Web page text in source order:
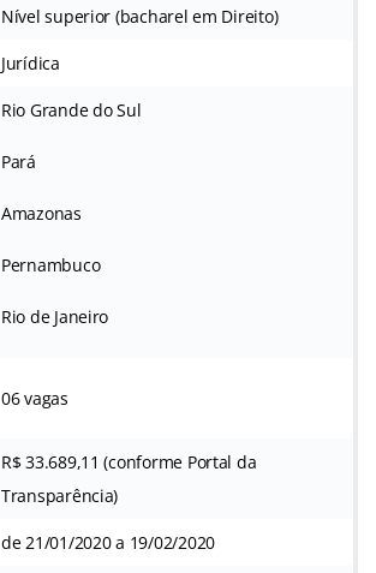
Nível superior (bacharel em Direito)
Jurídica
Rio Grande do Sul
Pará
Amazonas
Pernambuco
Rio de Janeiro
06 vagas
R$ 33.689,11 (conforme Portal da
Transparência)
de 21/01/2020 a 19/02/2020